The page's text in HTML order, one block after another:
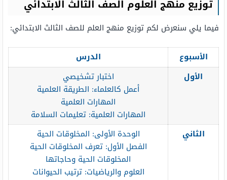
توزيع منهج العلوم الصف الثالث الابتدائي
فيما يلي سنعرض لكم توزيع منهج العلم للصف الثالث الابتدائي:
الأسبوع
الدرس
الأول
اختبار تشخيصي
أعمل كالعلماء: الطريقة العلمية
المهارات العلمية
المهارات العلمية: تعليمات السلامة
الثاني
الوحدة الأولى: المخلوقات الحية
الفصل الأول: تعرف المخلوقات الحية
المخلوقات الحية وحاجاتها
العلوم والرياضيات: ترتيب الحيوانات